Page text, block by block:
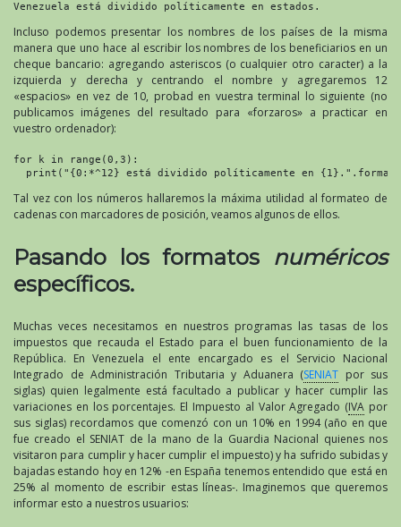
Venezuela está dividido políticamente en estados.
Incluso podemos presentar los nombres de los países de la misma
manera que uno hace al escribir los nombres de los beneficiarios en un
cheque bancario: agregando asteriscos (o cualquier otro caracter) a la
izquierda y derecha y centrando el nombre y agregaremos 12
«espacios» en vez de 10, probad en vuestra terminal lo siguiente (no
publicamos imágenes del resultado para «forzaros» a practicar en
vuestro ordenador):
for k in range(0,3):
Tal vez con los números hallaremos la máxima utilidad al formateo de
cadenas con marcadores de posición, veamos algunos de ellos.
Pasando los formatos numéricos
específicos.
Muchas veces necesitamos en nuestros programas las tasas de los
impuestos que recauda el Estado para el buen funcionamiento de la
República. En Venezuela el ente encargado es el Servicio Nacional
Integrado de Administración Tributaria y Aduanera (SENIAT por sus
siglas) quien legalmente está facultado a publicar y hacer cumplir las
variaciones en los porcentajes. El Impuesto al Valor Agregado (IVA por
sus siglas) recordamos que comenzó con un 10% en 1994 (año en que
fue creado el SENIAT de la mano de la Guardia Nacional quienes nos
visitaron para cumplir y hacer cumplir el impuesto) y ha sufrido subidas y
bajadas estando hoy en 12% -en España tenemos entendido que está en
25% al momento de escribir estas líneas-. Imaginemos que queremos
informar esto a nuestros usuarios: